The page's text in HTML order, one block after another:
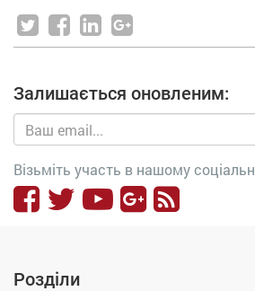
Залишається оновленим:
Візьміть участь в нашому
Розділи